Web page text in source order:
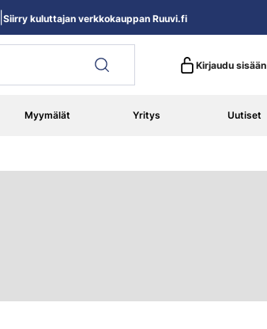
Kirjaudu sisään
Myymälät Yritys Uutiset
Siirry kuluttajan verkkokauppan Ruuvi.fi